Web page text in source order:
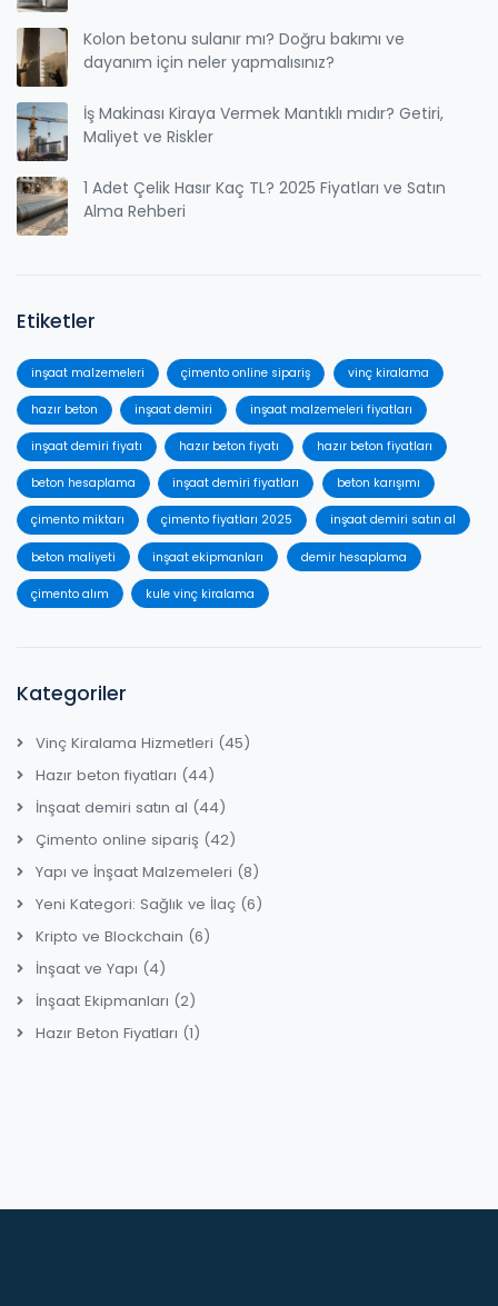
Kolon betonu sulanır mı? Doğru bakımı ve
dayanım için neler yapmalısınız?
İş Makinası Kiraya Vermek Mantıklı mıdır? Getiri,
Maliyet ve Riskler
1 Adet Çelik Hasır Kaç TL? 2025 Fiyatları ve Satın
Alma Rehberi
Etiketler
inşaat malzemeleri çimento online sipariş vinç kiralama
hazır beton inşaat demiri inşaat malzemeleri fiyatları
inşaat demiri fiyatı hazır beton fiyatı hazır beton fiyatları
beton hesaplama inşaat demiri fiyatları beton karışımı
çimento miktarı çimento fiyatları 2025 inşaat demiri satın al
beton maliyeti inşaat ekipmanları demir hesaplama
çimento alım kule vinç kiralama
Kategoriler
Vinç Kiralama Hizmetleri (45)
Hazır beton fiyatları (44)
İnşaat demiri satın al (44)
Çimento online sipariş (42)
Yapı ve İnşaat Malzemeleri (8)
Yeni Kategori: Sağlık ve İlaç (6)
Kripto ve Blockchain (6)
İnşaat ve Yapı (4)
İnşaat Ekipmanları (2)
Hazır Beton Fiyatları (1)